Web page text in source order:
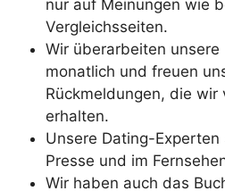
nur auf Meinungen wie
Vergleichsseiten.
Wir überarbeiten unsere
monatlich und freuen
Rückmeldungen, die wir
erhalten.
Unsere Dating-
Presse und im
Wir haben auch das